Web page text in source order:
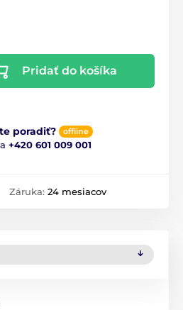
Pridať do košíka
poradiť? offline
+420 601 009 001
Záruka: 24 mesiacov